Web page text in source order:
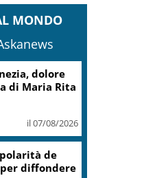
MONDO
dolore
di Maria Rita
il 07/08/2026
de
per diffondere